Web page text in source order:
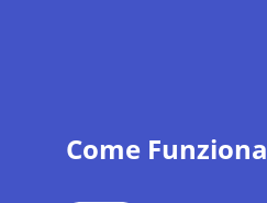
Come Funziona